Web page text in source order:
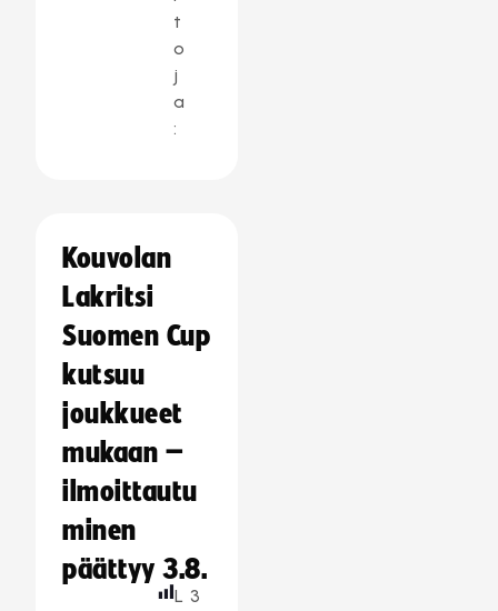
t
o
j
a
:
Kouvolan
Lakritsi
Suomen Cup
kutsuu
joukkueet
mukaan –
ilmoittautu
minen
päättyy 3.8.
L 3